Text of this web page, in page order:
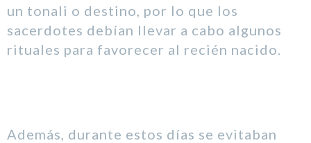
un tonali o destino, por lo que los
sacerdotes debían llevar a cabo algunos
rituales para favorecer al recién nacido.
Además, durante estos días se evitaban